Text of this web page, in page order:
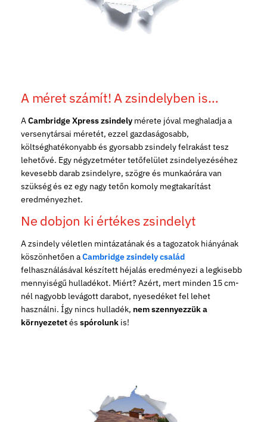
A méret számít! A zsindelyben is…
ACambridge Xpress zsindely mérete jóval meghaladja a
versenytársai méretét, ezzel gazdaságosabb,
költséghatékonyabb és gyorsabb zsindely felrakást tesz
lehetővé. Egy négyzetméter tetőfelület zsindelyezéséhez
kevesebb darab zsindelyre, szögre és munkaórára van
szükség és ez egy nagy tetőn komoly megtakarítást
eredményezhet.
Ne dobjon ki értékes zsindelyt
A zsindely véletlen mintázatának és a tagozatok hiányának
köszönhetően aCambridge zsindely család
felhasználásával készített héjalás eredményezi a legkisebb
mennyiségű hulladékot. Miért? Azért, mert minden 15 cm-
nél nagyobb levágott darabot, nyesedéket fel lehet
használni. Így nincs hulladék, nem szennyezzük a
környezetetés spórolunk is!